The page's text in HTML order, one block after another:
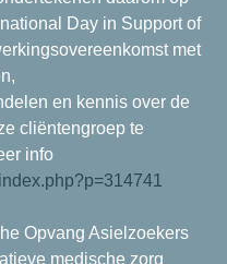
Day in Support of
met
en kennis over de
cliëntengroep te
info
Opvang Asielzoekers
medische zorg